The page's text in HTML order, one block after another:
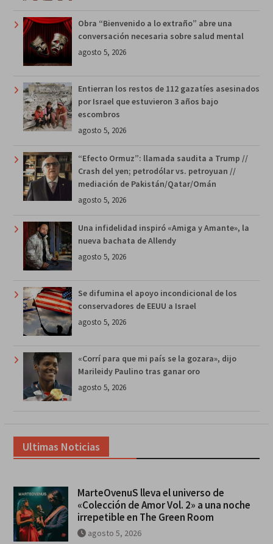
Obra “Bienvenido a lo extraño” abre una
conversación necesaria sobre salud mental
agosto 5, 2026
Entierran los restos de 112 gazatíes asesinados
por Israel que estuvieron 3 años bajo
escombros
agosto 5, 2026
“Efecto Ormuz”: llamada saudita a Trump //
Crash del yen; petrodólar vs. petroyuan //
mediación de Pakistán/Qatar/Omán
agosto 5, 2026
Una infidelidad inspiró «Amiga y Amante», la
nueva bachata de Allendy
agosto 5, 2026
Se difumina el apoyo incondicional de los
conservadores de EEUU a Israel
agosto 5, 2026
«Corrí para que mi país se la gozara», dijo
Marileidy Paulino tras ganar oro
agosto 5, 2026
Ultimas Noticias
MarteOvenuS lleva el universo de
«Colección de Amor Vol. 2» a una noche
irrepetible en The Green Room
agosto 5, 2026